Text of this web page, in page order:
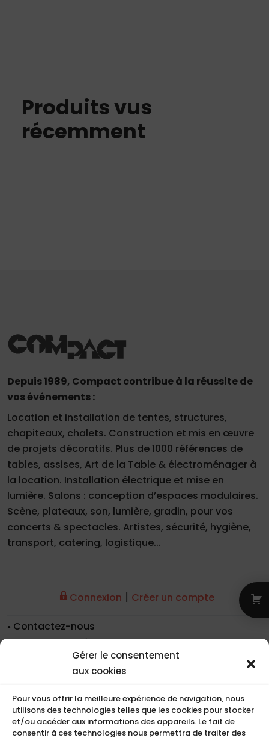
Gérer le consentement
aux cookies
Pour vous offrir la meilleure expérience de navigation, nous
utilisons des technologies telles que les cookies pour stocker
et/ou accéder aux informations des appareils. Le fait de
consentir à ces technologies nous permettra de traiter des
Produits vus
récemment
Depuis 1989, Compact contribue à la réussite de
vos événements :
Location et installation de tentes, structures,
chapiteaux, chalets. Construction et mis en œuvre
de projets décoratifs. Plus de 1000 références de
tables, assises, Art de la Table & électroménager à
la location. Installation électrique et mise en
lumière. Salons : conception d’espaces modulaires.
Scène, plateaux, son, lumière, gradin, pour vos
concerts & spectacles. Artistes, sécurité, hygiène,
transport, catering, logistique...
Connexion | Créer un compte
Contactez-nous
Nos coordonnées
Nos références
Recrutement
CGU
Mentions légales